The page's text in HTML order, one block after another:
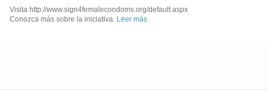
Visita http://www.sign4femalecondoms.org/default.aspx
Conozca más sobre la iniciativa. Leer más